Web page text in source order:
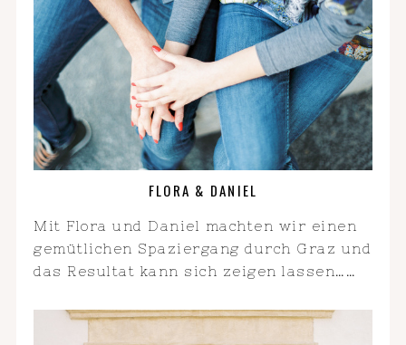
FLORA & DANIEL
Mit Flora und Daniel machten wir einen
gemütlichen Spaziergang durch Graz und
das Resultat kann sich zeigen lassen……